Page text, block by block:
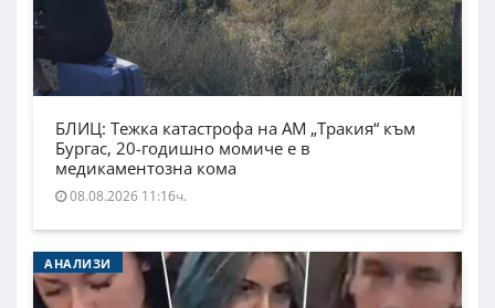
БЛИЦ: Тежка катастрофа на АМ „Тракия“ към
Бургас, 20-годишно момиче е в
медикаментозна кома
08.08.2026 11:16ч.
АНАЛИЗИ